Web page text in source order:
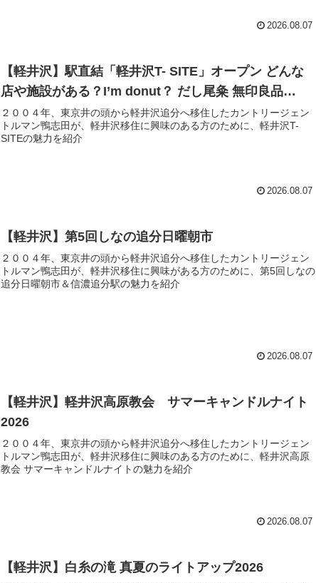
2026.08.07
【軽井沢】駅直結「軽井沢T- SITE」オープン どんな
店や施設がある？I’m donut？ だし尾粂 無印良品…
２００４年、東京井の頭から軽井沢追分へ移住したカントリージェン
トルマン鴨志田が、軽井沢移住に興味のある方のために、軽井沢T-
SITEの魅力を紹介
2026.08.07
【軽井沢】第5回しなの追分日曜朝市
２００４年、東京井の頭から軽井沢追分へ移住したカントリージェン
トルマン鴨志田が、軽井沢移住に興味がある方のために、第5回しなの
追分日曜朝市＆信濃追分駅の魅力を紹介
2026.08.07
【軽井沢】軽井沢高原教会 サマーキャンドルナイト
2026
２００４年、東京井の頭から軽井沢追分へ移住したカントリージェン
トルマン鴨志田が、軽井沢移住に興味のある方のために、軽井沢高原
教会 サマーキャンドルナイトの魅力を紹介
2026.08.07
【軽井沢】白糸の滝 真夏のライトアップ2026